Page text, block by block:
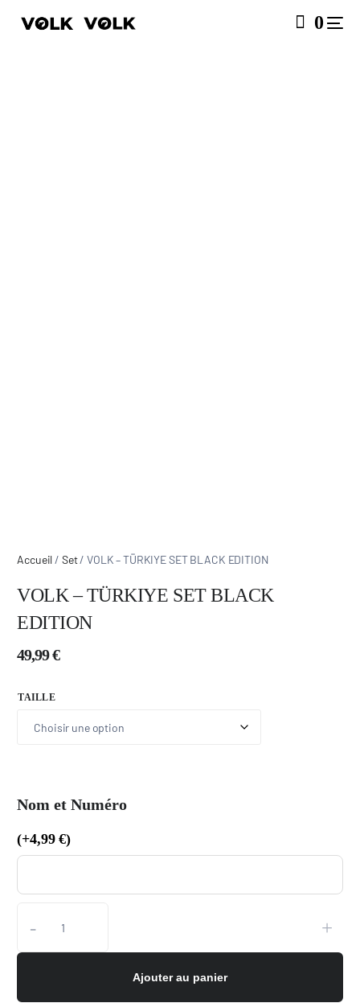
0
Accueil / Set/ VOLK – TÜRKIYE SET BLACK EDITION
VOLK – TÜRKIYE SET BLACK
EDITION
49,99€
TAILLE
Nom et Numéro
(+4,99€)
+
-
Ajouter au panier